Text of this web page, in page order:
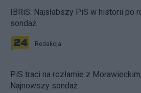
IBRiS: Najsłabszy PiS w historii po
sondaż
Redakcja
PiS traci na rozłamie z
Najnowszy sondaż